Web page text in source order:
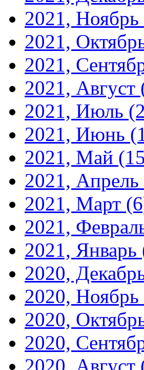
2021, Ноябрь
2021,
2021,
2021, Август
2021, Июль
2021, Июнь
2021, Май
2021, Апрель
2021, Март
2021,
2021, Январь
2020,
2020, Ноябрь
2020,
2020,
2020, Август